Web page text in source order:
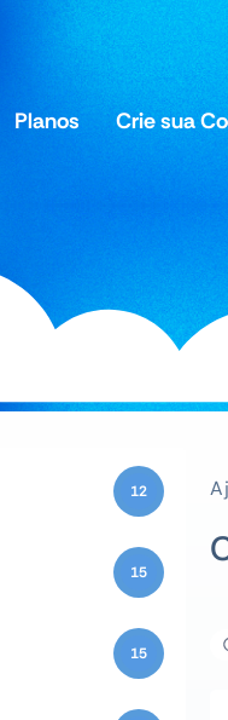
Planos Crie sua
12
15
15